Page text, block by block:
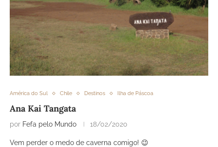
América do Sul Chile Destinos Ilha de Páscoa
Ana Kai Tangata
por Fefa pelo Mundo 18/02/2020
Vem perder o medo de caverna comigo! 😉